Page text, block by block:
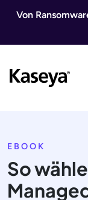
Von
EBOOK
So